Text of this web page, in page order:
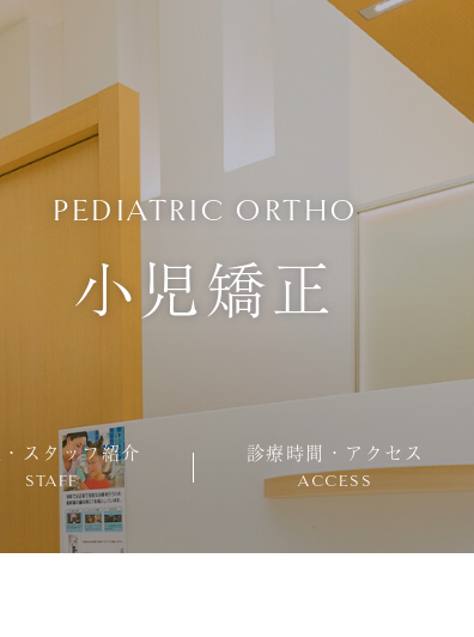
PEDIATRIC ORTHO
小児矯正
スタッフ紹介
STAFF
診療時間・アクセス
ACCESS